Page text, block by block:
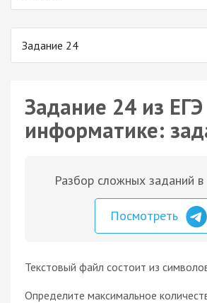
Задание 24
Задание 24 из
информатике:
Разбор сложных заданий в
Посмотреть
Текстовый файл состоит из
Определите максимальное